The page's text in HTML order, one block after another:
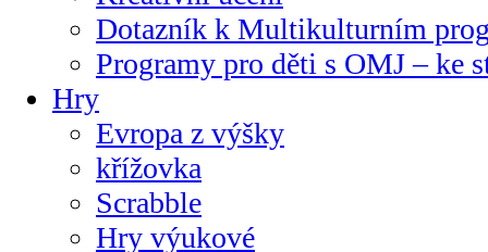
Dotazník k Multikulturním
Programy pro děti s OMJ – ke
Hry
Evropa z výšky
křížovka
Scrabble
Hry výukové